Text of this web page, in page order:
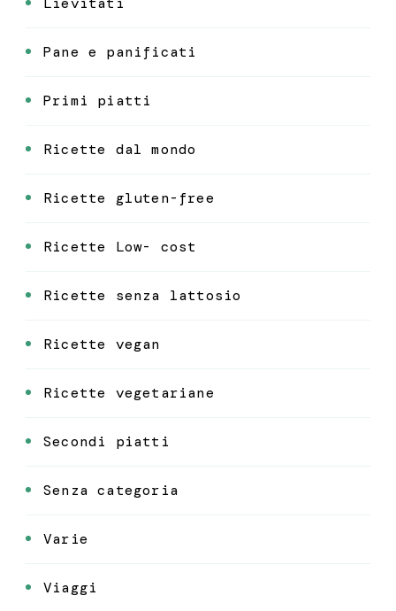
Pane e panificati
Primi piatti
Ricette dal mondo
Ricette gluten-free
Ricette Low- cost
Ricette senza lattosio
Ricette vegan
Ricette vegetariane
Secondi piatti
Senza categoria
Varie
Viaggi